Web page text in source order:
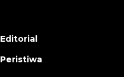
Editorial
Peristiwa